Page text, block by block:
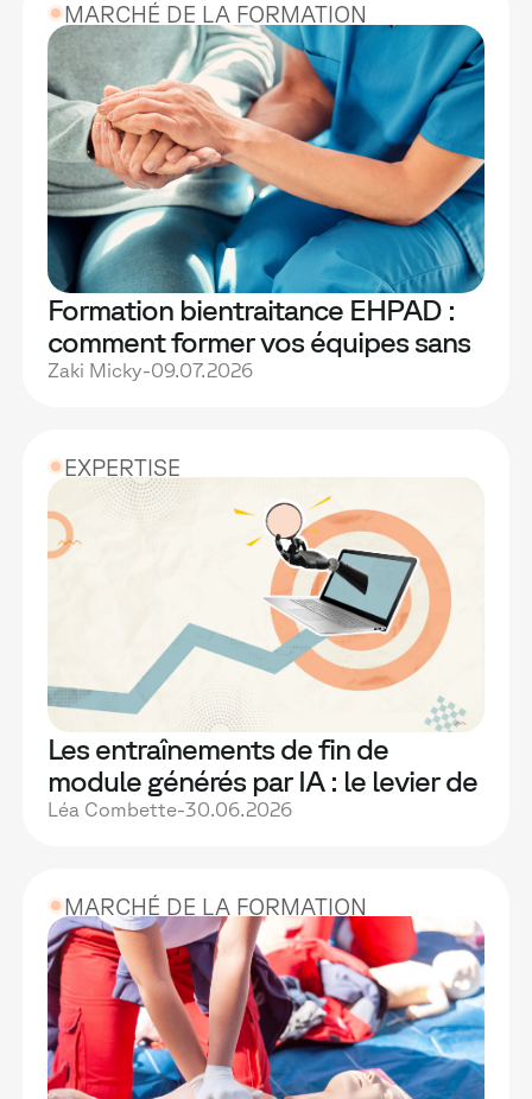
MARCHÉ DE LA FORMATION
Formation bientraitance EHPAD :
comment former vos équipes sans
bloquer les soins
Zaki Micky-09.07.2026
EXPERTISE
Les entraînements de fin de
module générés par IA : le levier de
performance que vos formations
Léa Combette-30.06.2026
MARCHÉ DE LA FORMATION